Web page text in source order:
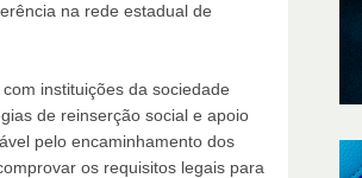
na rede estadual de
instituições da sociedade
de reinserção social e apoio
pelo encaminhamento dos
os requisitos legais para